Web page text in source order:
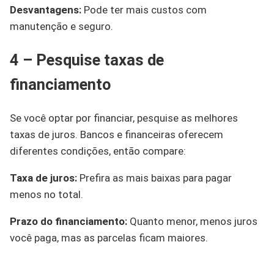
Desvantagens: Pode ter mais custos com
manutenção e seguro.
4 – Pesquise taxas de
financiamento
Se você optar por financiar, pesquise as melhores
taxas de juros. Bancos e financeiras oferecem
diferentes condições, então compare:
Taxa de juros: Prefira as mais baixas para pagar
menos no total.
Prazo do financiamento: Quanto menor, menos juros
você paga, mas as parcelas ficam maiores.